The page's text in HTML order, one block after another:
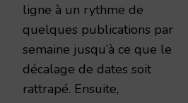
ligne à un rythme de
quelques publications par
semaine jusqu’à ce que le
décalage de dates soit
rattrapé. Ensuite,